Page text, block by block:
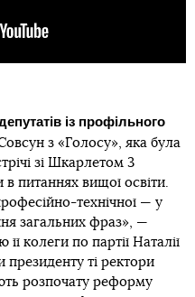
із профільного
з «Голосу», яка була
зі Шкарлетом 3
в питаннях вищої освіти.
технічної — у
загальних фраз», —
колеги по партії Наталії
ті ректори
розпочату реформу